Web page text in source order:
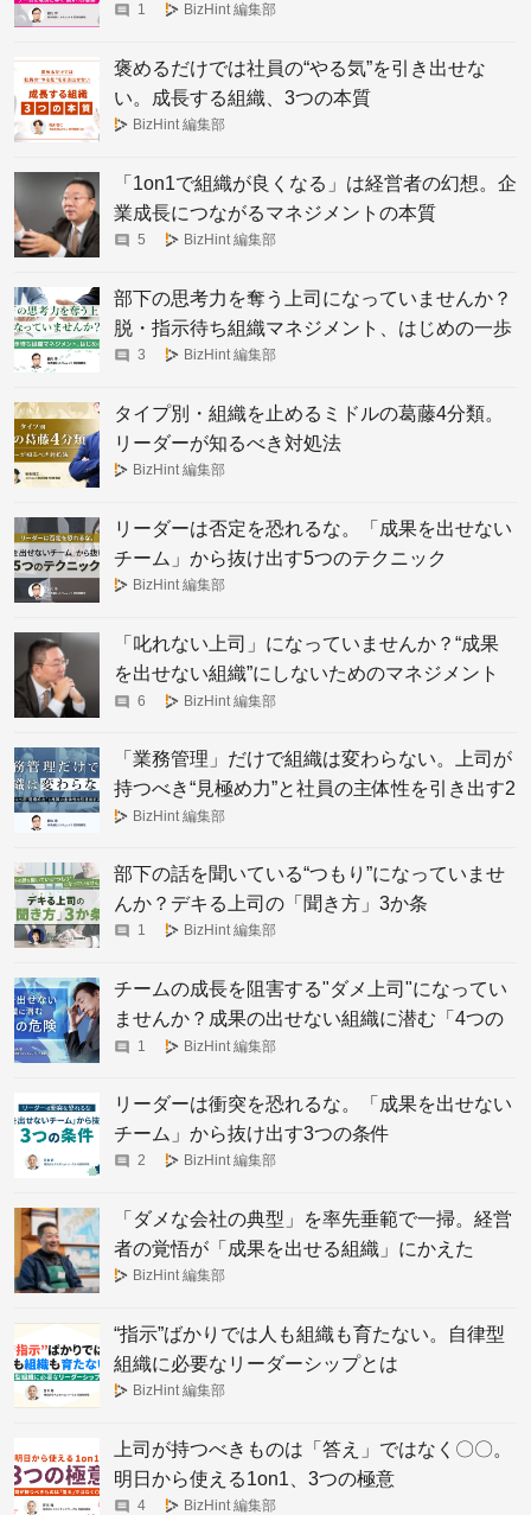
1 BizHint 編集部
褒めるだけでは社員の“やる気”を引き出せな
い。成長する組織、3つの本質
BizHint 編集部
「1on1で組織が良くなる」は経営者の幻想。企
業成長につながるマネジメントの本質
5 BizHint 編集部
部下の思考力を奪う上司になっていませんか？
脱・指示待ち組織マネジメント、はじめの一歩
3 BizHint 編集部
タイプ別・組織を止めるミドルの葛藤4分類。
リーダーが知るべき対処法
BizHint 編集部
リーダーは否定を恐れるな。「成果を出せない
チーム」から抜け出す5つのテクニック
BizHint 編集部
「叱れない上司」になっていませんか？“成果
を出せない組織”にしないためのマネジメント
の極意
6 BizHint 編集部
「業務管理」だけで組織は変わらない。上司が
持つべき“見極め力”と社員の主体性を引き出す2
つの焦点
BizHint 編集部
部下の話を聞いている“つもり”になっていませ
んか？デキる上司の「聞き方」3か条
1 BizHint 編集部
チームの成長を阻害する"ダメ上司"になってい
ませんか？成果の出せない組織に潜む「4つの
危険」
1 BizHint 編集部
リーダーは衝突を恐れるな。「成果を出せない
チーム」から抜け出す3つの条件
2 BizHint 編集部
「ダメな会社の典型」を率先垂範で一掃。経営
者の覚悟が「成果を出せる組織」にかえた
BizHint 編集部
“指示”ばかりでは人も組織も育たない。自律型
組織に必要なリーダーシップとは
BizHint 編集部
上司が持つべきものは「答え」ではなく〇〇。
明日から使える1on1、3つの極意
4 BizHint 編集部